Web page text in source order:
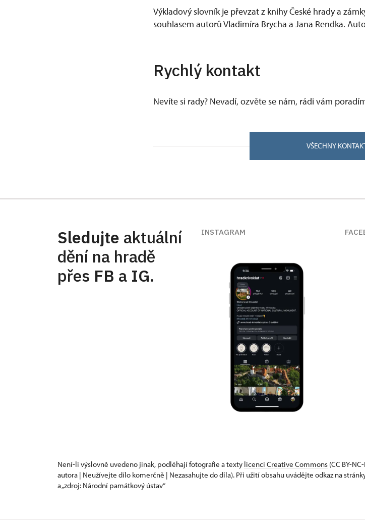
Výkladový slovník je převzat z knihy České hrady a
souhlasem autorů Vladimíra Brycha a Jana Rendka.
Rychlý kontakt
Nevíte si rady? Nevadí, ozvěte se nám, rádi vám
VŠECHNY
Sledujte aktuální
dění na hradě
přes FB a IG.
INSTAGRAM
Není-li výslovně uvedeno jinak, podléhají fotografie a texty licenci Creative Commons (CC BY-
autora | Neužívejte dílo komerčně | Nezasahujte do díla). Při užití obsahu uvádějte odkaz na
a „zdroj: Národní památkový ústav“